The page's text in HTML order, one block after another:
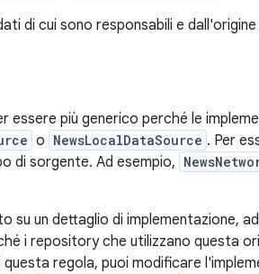
di cui sono responsabili e
essere più generico perché le
o NewsLocalDataSource . Per
di sorgente. Ad esempio,
su un dettaglio di implementazione,
i repository che utilizzano questa
regola, puoi modificare